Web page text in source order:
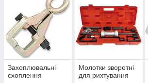
Захоплювальні
схоплення
Молотки зворотні
для рихтування